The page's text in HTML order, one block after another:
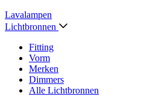
Lavalampen
Lichtbronnen
Fitting
Vorm
Merken
Dimmers
Alle Lichtbronnen